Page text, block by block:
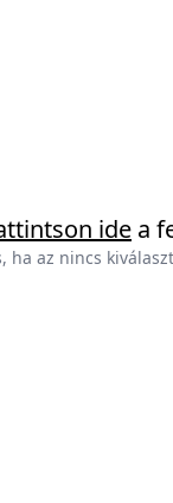
ide a
az nincs